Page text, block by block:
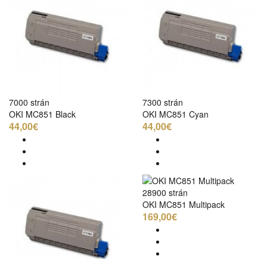
7000 strán
OKI MC851 Black
44,00€
7300 strán
OKI MC851 Cyan
44,00€
28900 strán
OKI MC851 Multipack
169,00€